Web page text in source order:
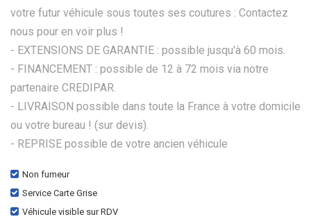
votre futur véhicule sous toutes ses coutures : Contactez
nous pour en voir plus !
- EXTENSIONS DE GARANTIE : possible jusqu'à 60 mois.
- FINANCEMENT : possible de 12 à 72 mois via notre
partenaire CREDIPAR.
- LIVRAISON possible dans toute la France à votre domicile
ou votre bureau ! (sur devis).
- REPRISE possible de votre ancien véhicule
Non fumeur
Service Carte Grise
Véhicule visible sur RDV